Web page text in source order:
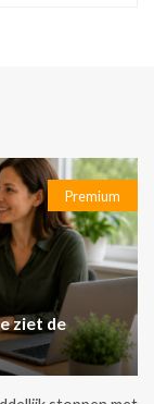
Premium
ziet de